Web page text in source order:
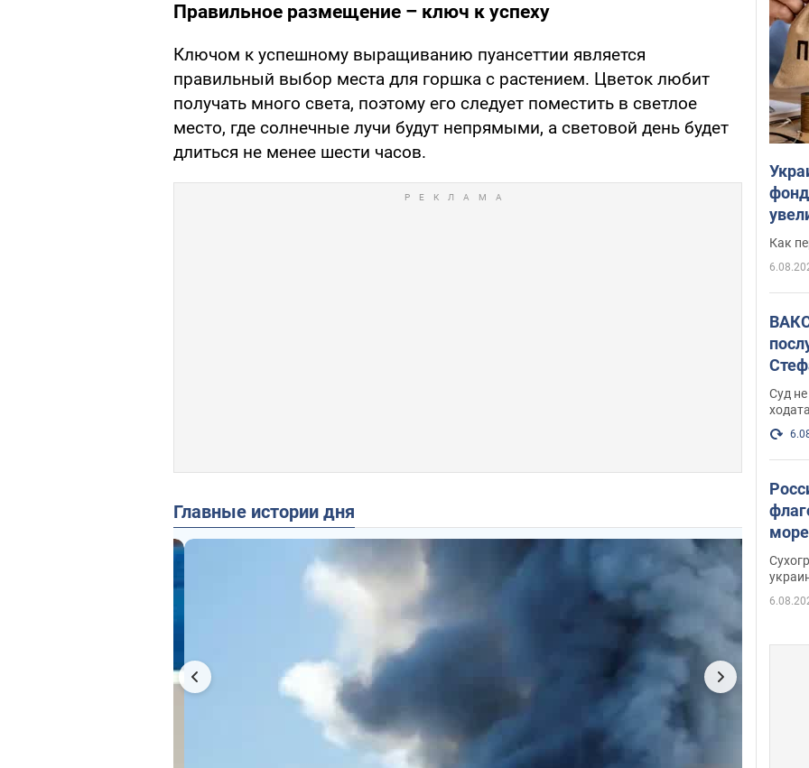
Правильное размещение – ключ к успеху
Ключом к успешному выращиванию пуансеттии является
правильный выбор места для горшка с растением. Цветок любит
получать много света, поэтому его следует поместить в светлое
место, где солнечные лучи будут непрямыми, а световой день будет
длиться не менее шести часов.
Главные истории дня
не
Как
деле
Суд